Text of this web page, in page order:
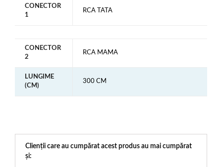
CONECTOR
1
RCA TATA
CONECTOR
2
RCA MAMA
LUNGIME
(CM)
300 CM
Clienții care au cumpărat acest produs au mai cumpărat
și: